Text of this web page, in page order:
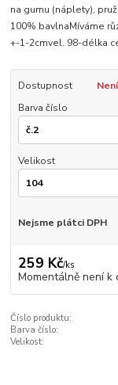
na gumu (náplety),
100% bavlnaMíváme
+-1-2cmvel. 98-délka
Dostupnost
Barva číslo
Velikost
Nejsme plátci DPH
259 Kč/ks
Momentálně není k
Číslo produktu:
Barva číslo:
Velikost: